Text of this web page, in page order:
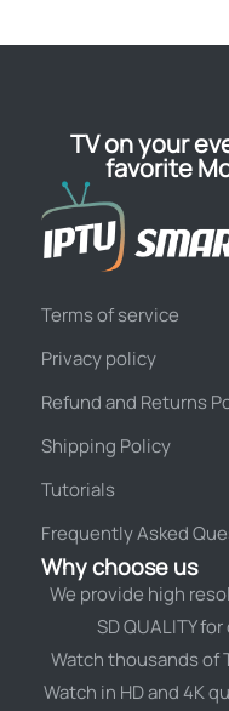
TV on your
favorite
Terms of service
Privacy policy
Refund and Returns
Shipping Policy
Tutorials
Frequently Asked
Why choose us
We provide high
SD QUALITY
Watch thousands of
Watch in HD and 4K